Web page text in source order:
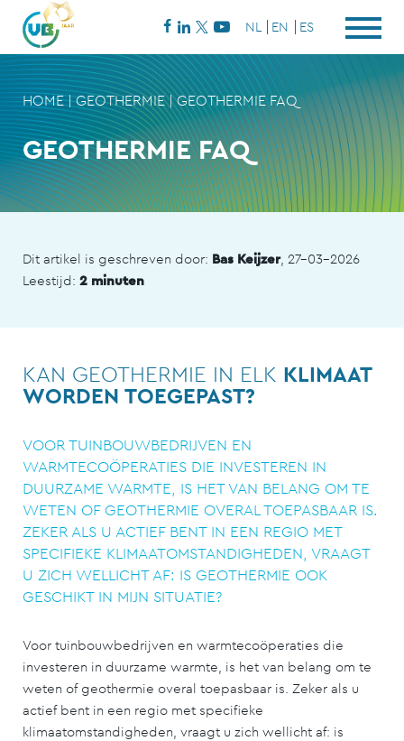
NL EN ES
GEOTHERMIE FAQ
HOME|GEOTHERMIE|GEOTHERMIE FAQ
Dit artikel is geschreven door: Bas Keijzer, 27-03-2026
Leestijd: 2 minuten
KAN GEOTHERMIE IN ELK KLIMAAT
WORDEN TOEGEPAST?
VOOR TUINBOUWBEDRIJVEN EN
WARMTECOÖPERATIES DIE INVESTEREN IN
DUURZAME WARMTE, IS HET VAN BELANG OM TE
WETEN OF GEOTHERMIE OVERAL TOEPASBAAR IS.
ZEKER ALS U ACTIEF BENT IN EEN REGIO MET
SPECIFIEKE KLIMAATOMSTANDIGHEDEN, VRAAGT
U ZICH WELLICHT AF: IS GEOTHERMIE OOK
GESCHIKT IN MIJN SITUATIE?
Voor tuinbouwbedrijven en warmtecoöperaties die
investeren in duurzame warmte, is het van belang om te
weten of geothermie overal toepasbaar is. Zeker als u
actief bent in een regio met specifieke
klimaatomstandigheden, vraagt u zich wellicht af: is